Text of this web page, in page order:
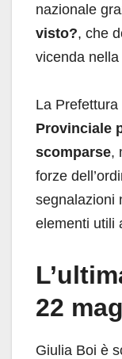
nazionale
visto?, che
vicenda
La
Provinciale
scomparse,
forze
segnalazioni
elementi utili
22
Giulia Boi è